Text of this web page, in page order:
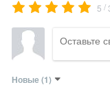
5 /
Новые (1)